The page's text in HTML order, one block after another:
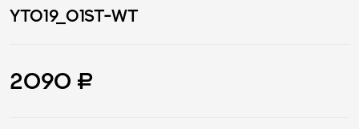
YT019_01ST-WT
2090 ₽